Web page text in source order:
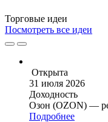
Торговые идеи
Посмотреть все идеи
Открыта
31 июля 2026
Доходность
Озон (OZON) —
Подробнее